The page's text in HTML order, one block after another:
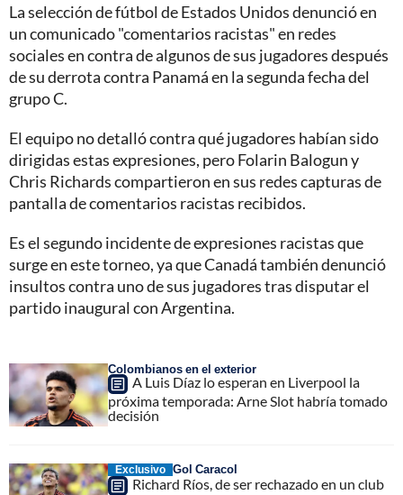
La selección de fútbol de Estados Unidos denunció en
un comunicado "comentarios racistas" en redes
sociales en contra de algunos de sus jugadores después
de su derrota contra Panamá en la segunda fecha del
grupo C.
El equipo no detalló contra qué jugadores habían sido
dirigidas estas expresiones, pero Folarin Balogun y
Chris Richards compartieron en sus redes capturas de
pantalla de comentarios racistas recibidos.
Es el segundo incidente de expresiones racistas que
surge en este torneo, ya que Canadá también denunció
insultos contra uno de sus jugadores tras disputar el
partido inaugural con Argentina.
Colombianos en el exterior
A Luis Díaz lo esperan en Liverpool la
próxima temporada: Arne Slot habría tomado
decisión
Exclusivo Gol Caracol
Richard Ríos, de ser rechazado en un club